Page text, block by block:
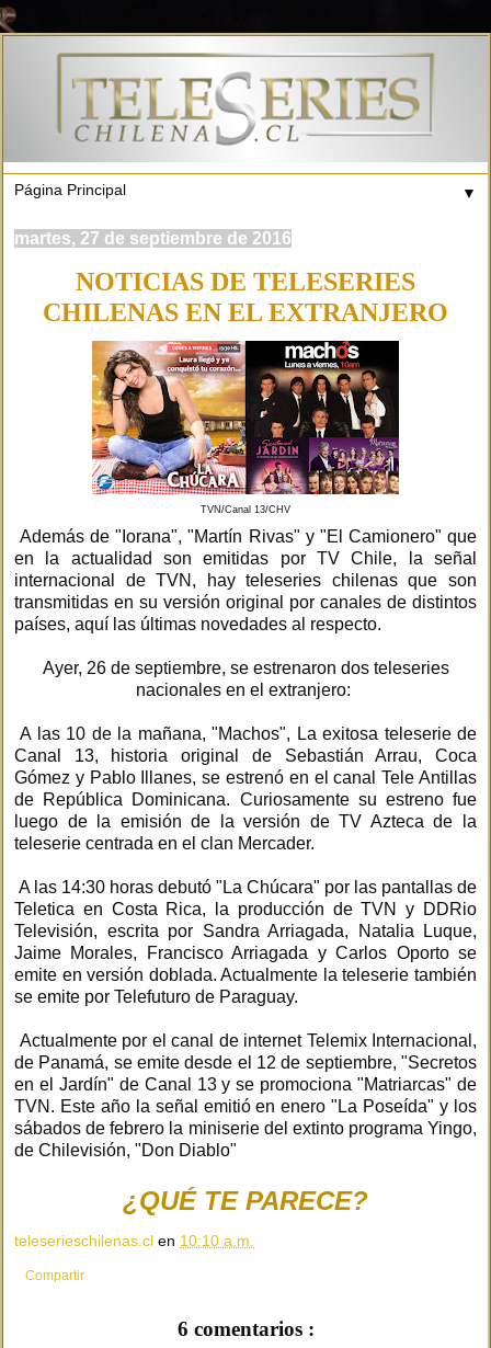
▼
martes, 27 de septiembre de 2016
NOTICIAS DE TELESERIES
CHILENAS EN EL EXTRANJERO
TVN/Canal 13/CHV
Además de "Iorana", "Martín Rivas" y "El Camionero" que
en la actualidad son emitidas por TV Chile, la señal
internacional de TVN, hay teleseries chilenas que son
transmitidas en su versión original por canales de distintos
países, aquí las últimas novedades al respecto.
Ayer, 26 de septiembre, se estrenaron dos teleseries
nacionales en el extranjero:
A las 10 de la mañana, "Machos", La exitosa teleserie de
Canal 13, historia original de Sebastián Arrau, Coca
Gómez y Pablo Illanes, se estrenó en el canal Tele Antillas
de República Dominicana. Curiosamente su estreno fue
luego de la emisión de la versión de TV Azteca de la
teleserie centrada en el clan Mercader.
A las 14:30 horas debutó "La Chúcara" por las pantallas de
Teletica en Costa Rica, la producción de TVN y DDRio
Televisión, escrita por Sandra Arriagada, Natalia Luque,
Jaime Morales, Francisco Arriagada y Carlos Oporto se
emite en versión doblada. Actualmente la teleserie también
se emite por Telefuturo de Paraguay.
Actualmente por el canal de internet Telemix Internacional,
de Panamá, se emite desde el 12 de septiembre, "Secretos
en el Jardín" de Canal 13 y se promociona "Matriarcas" de
TVN. Este año la señal emitió en enero "La Poseída" y los
sábados de febrero la miniserie del extinto programa Yingo,
de Chilevisión, "Don Diablo"
¿QUÉ TE PARECE?
teleserieschilenas.cl en 10:10 a.m.
Compartir
6 comentarios :